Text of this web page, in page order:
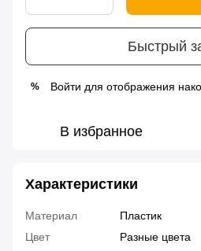
Быстрый
% Войти для отображения
В избранное
Характеристики
Материал
Пластик
Цвет
Разные цвета